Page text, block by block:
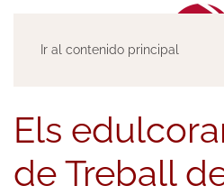
Ir al contenido principal
Els
de Treball